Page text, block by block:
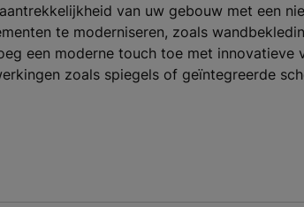
van uw gebouw met een
te moderniseren, zoals
een moderne touch toe met innovatieve
zoals spiegels of geïntegreerde